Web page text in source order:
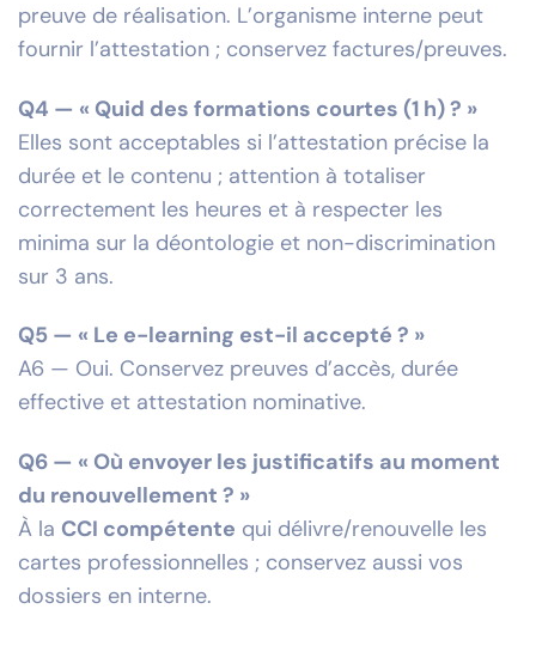
preuve de réalisation. L’organisme interne peut
fournir l’attestation ; conservez factures/preuves.
Q4 — « Quid des formations courtes (1 h) ? »
Elles sont acceptables si l’attestation précise la
durée et le contenu ; attention à totaliser
correctement les heures et à respecter les
minima sur la déontologie et non-discrimination
sur 3 ans.
Q5 — « Le e-learning est-il accepté ? »
A6 — Oui. Conservez preuves d’accès, durée
effective et attestation nominative.
Q6 — « Où envoyer les justificatifs au moment
du renouvellement ? »
À la CCI compétente qui délivre/renouvelle les
cartes professionnelles ; conservez aussi vos
dossiers en interne.